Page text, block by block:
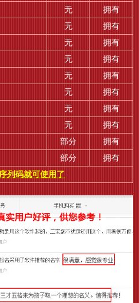
无
拥有
无
拥有
无
拥有
无
拥有
无
拥有
无
拥有
无
拥有
无
拥有
部分
拥有
部分
拥有
列码就可使用了